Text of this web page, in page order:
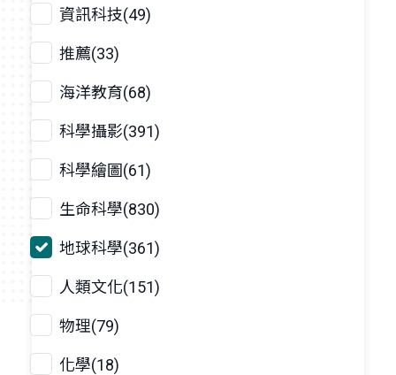
資訊科技(49)
推薦(33)
海洋教育(68)
科學攝影(391)
科學繪圖(61)
生命科學(830)
地球科學(361)
人類文化(151)
物理(79)
化學(18)